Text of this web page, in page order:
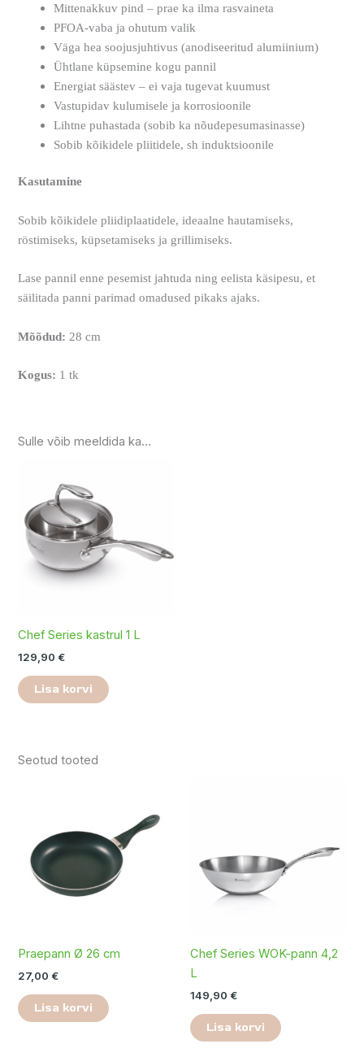
Mittenakkuv pind – prae ka ilma rasvaineta
PFOA-vaba ja ohutum valik
Väga hea soojusjuhtivus (anodiseeritud alumiinium)
Ühtlane küpsemine kogu pannil
Energiat säästev – ei vaja tugevat kuumust
Vastupidav kulumisele ja korrosioonile
Lihtne puhastada (sobib ka nõudepesumasinasse)
Sobib kõikidele pliitidele, sh induktsioonile
Kasutamine
Sobib kõikidele pliidiplaatidele, ideaalne hautamiseks,
röstimiseks, küpsetamiseks ja grillimiseks.
Lase pannil enne pesemist jahtuda ning eelista käsipesu, et
säilitada panni parimad omadused pikaks ajaks.
Mõõdud: 28 cm
Kogus: 1 tk
Sulle võib meeldida ka…
Chef Series kastrul 1 L
129,90 €
Lisa korvi
Seotud tooted
Praepann Ø 26 cm
27,00 €
Lisa korvi
Chef Series WOK-pann 4,2
L
149,90 €
Lisa korvi